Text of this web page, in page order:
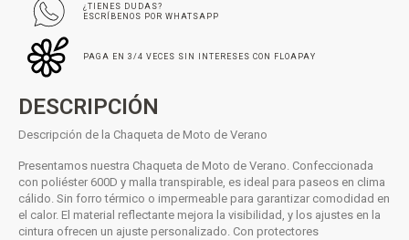
¿TIENES DUDAS?
ESCRÍBENOS POR WHATSAPP
PAGA EN 3/4 VECES SIN INTERESES CON FLOAPAY
DESCRIPCIÓN
Descripción de la Chaqueta de Moto de Verano
Presentamos nuestra Chaqueta de Moto de Verano. Confeccionada
con poliéster 600D y malla transpirable, es ideal para paseos en clima
cálido. Sin forro térmico o impermeable para garantizar comodidad en
el calor. El material reflectante mejora la visibilidad, y los ajustes en la
cintura ofrecen un ajuste personalizado. Con protectores